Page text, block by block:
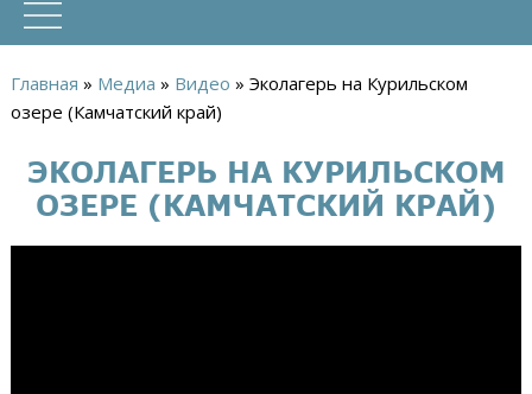
Вы
здесь
Главная » Медиа » Видео » Эколагерь на Курильском
озере (Камчатский край)
ЭКОЛАГЕРЬ НА КУРИЛЬСКОМ
ОЗЕРЕ (КАМЧАТСКИЙ КРАЙ)